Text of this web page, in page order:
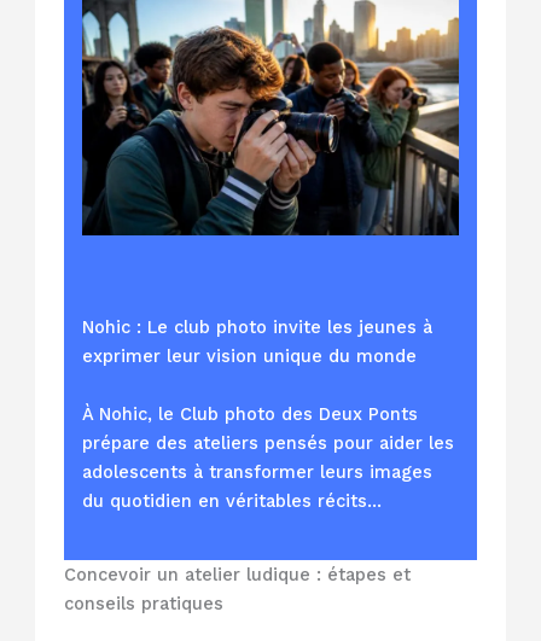
Nohic : Le club photo invite les jeunes à
exprimer leur vision unique du monde
À Nohic, le Club photo des Deux Ponts
prépare des ateliers pensés pour aider les
adolescents à transformer leurs images
du quotidien en véritables récits…
Concevoir un atelier ludique : étapes et
conseils pratiques